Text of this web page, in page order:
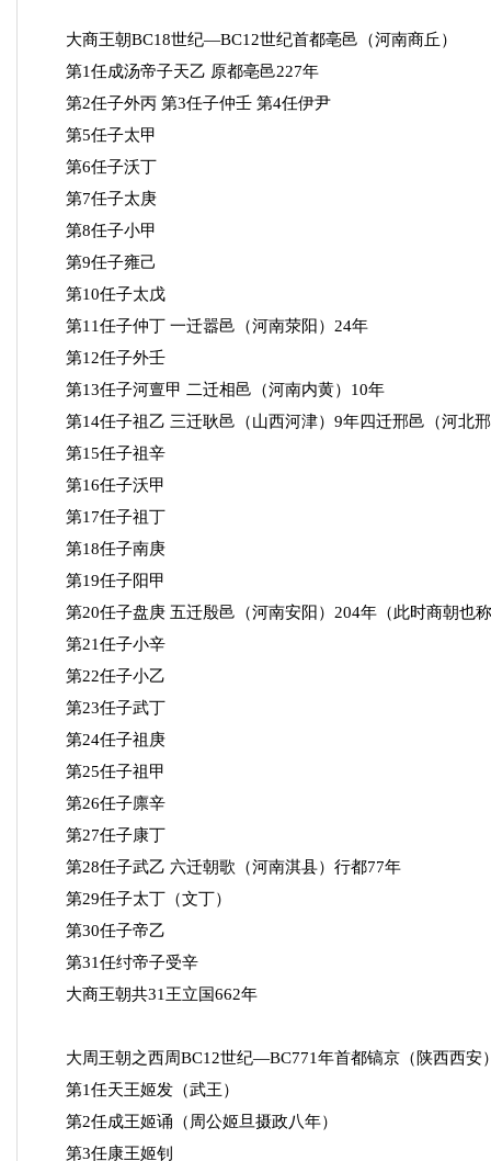
大商王朝BC18世纪—BC12世纪首都亳邑（河南商丘）
第1任成汤帝子天乙 原都亳邑227年
第2任子外丙 第3任子仲壬 第4任伊尹
第5任子太甲
第6任子沃丁
第7任子太庚
第8任子小甲
第9任子雍己
第10任子太戊
第11任子仲丁 一迁嚣邑（河南荥阳）24年
第12任子外壬
第13任子河亶甲 二迁相邑（河南内黄）10年
第14任子祖乙 三迁耿邑（山西河津）9年四迁邢邑（河北邢
第15任子祖辛
第16任子沃甲
第17任子祖丁
第18任子南庚
第19任子阳甲
第20任子盘庚 五迁殷邑（河南安阳）204年（此时商朝也
第21任子小辛
第22任子小乙
第23任子武丁
第24任子祖庚
第25任子祖甲
第26任子廪辛
第27任子康丁
第28任子武乙 六迁朝歌（河南淇县）行都77年
第29任子太丁（文丁）
第30任子帝乙
第31任纣帝子受辛
大商王朝共31王立国662年
大周王朝之西周BC12世纪—BC771年首都镐京（陕西西安
第1任天王姬发（武王）
第2任成王姬诵（周公姬旦摄政八年）
第3任康王姬钊